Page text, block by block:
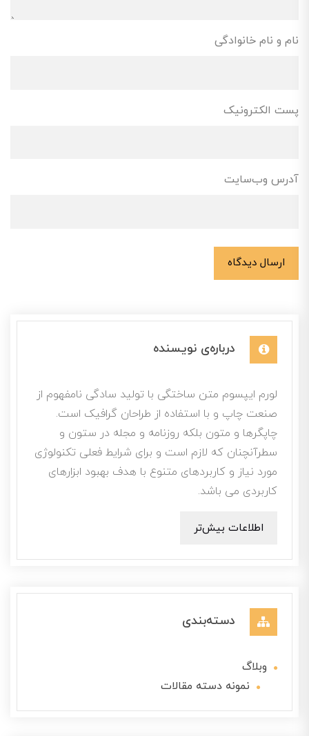
نام و نام خانوادگی
پست الکترونیک
آدرس وب‌سایت
ارسال دیدگاه
درباره‌ی نویسنده
لورم ایپسوم متن ساختگی با تولید سادگی نامفهوم از
صنعت چاپ و با استفاده از طراحان گرافیک است.
چاپگرها و متون بلکه روزنامه و مجله در ستون و
سطرآنچنان که لازم است و برای شرایط فعلی تکنولوژی
مورد نیاز و کاربردهای متنوع با هدف بهبود ابزارهای
کاربردی می باشد.
اطلاعات بیش‌تر
دسته‌بندی
وبلاگ
نمونه دسته مقالات